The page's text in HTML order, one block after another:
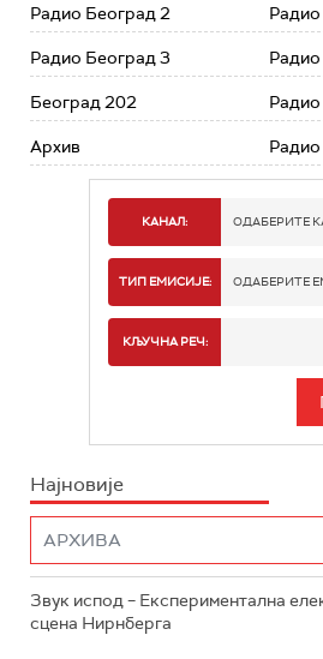
Радио Београд 2
Радио Београд 3
Београд 202
Архив
КАНАЛ: ОДАБЕРИТЕ
РАДИО
ТИП ЕМИСИЈЕ: ОДАБЕРИТЕ
ИНФО
КЉУЧНА РЕЧ:
Најновије
Звук испод – Експериментална
сцена Нирнберга